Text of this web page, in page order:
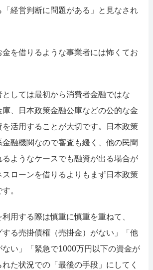
経営判断に問題がある」と見なされ
を借りるような事業者には怖くてお
しては最初から消費者金融ではな
庫、日本政策金融公庫などの公的な金
活用することが大切です。日本政策
融機関なので審査も緩く、他の民間
ようなケースでも融資が出る場合が
ローンを借りるよりもまず日本政策
。
用する際は慎重に慎重を重ねて、
する売掛債権（売掛金）がない」「他
い」「緊急で1000万円以下の資金が
た状況での「最後の手段」にしてく